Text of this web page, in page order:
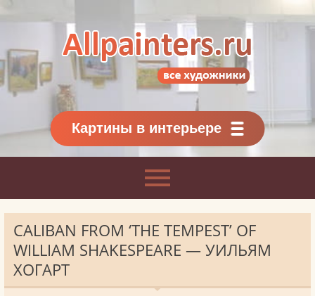
Картины классиков
и современников
Картины в интерьере
CALIBAN FROM ‘THE TEMPEST’ OF
WILLIAM SHAKESPEARE — УИЛЬЯМ
ХОГАРТ